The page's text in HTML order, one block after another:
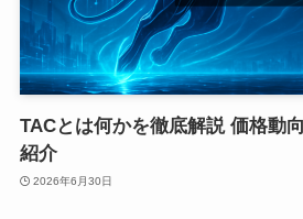
TACとは何かを徹底解説 価格動
紹介
2026年6月30日